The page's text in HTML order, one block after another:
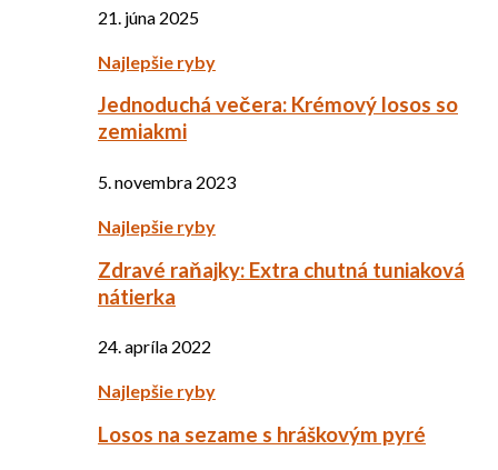
21. júna 2025
Najlepšie ryby
Jednoduchá večera: Krémový losos so
zemiakmi
5. novembra 2023
Najlepšie ryby
Zdravé raňajky: Extra chutná tuniaková
nátierka
24. apríla 2022
Najlepšie ryby
Losos na sezame s hráškovým pyré